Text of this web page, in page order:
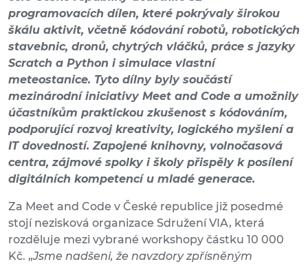
programovacích dílen, které pokrývaly širokou
škálu aktivit, včetně kódování robotů, robotických
stavebnic, dronů, chytrých vláčků, práce s jazyky
Scratch a Python i simulace vlastní
meteostanice. Tyto dílny byly součástí
mezinárodní iniciativy Meet and Code a umožnily
účastníkům praktickou zkušenost s kódováním,
podporující rozvoj kreativity, logického myšlení a
IT dovedností. Zapojené knihovny, volnočasová
centra, zájmové spolky i školy přispěly k posílení
digitálních kompetencí u mladé generace.
Za Meet and Code v České republice již posedmé
stojí nezisková organizace Sdružení VIA, která
rozděluje mezi vybrané workshopy částku 10 000
Kč. „Jsme nadšeni, že navzdory zpřísněným